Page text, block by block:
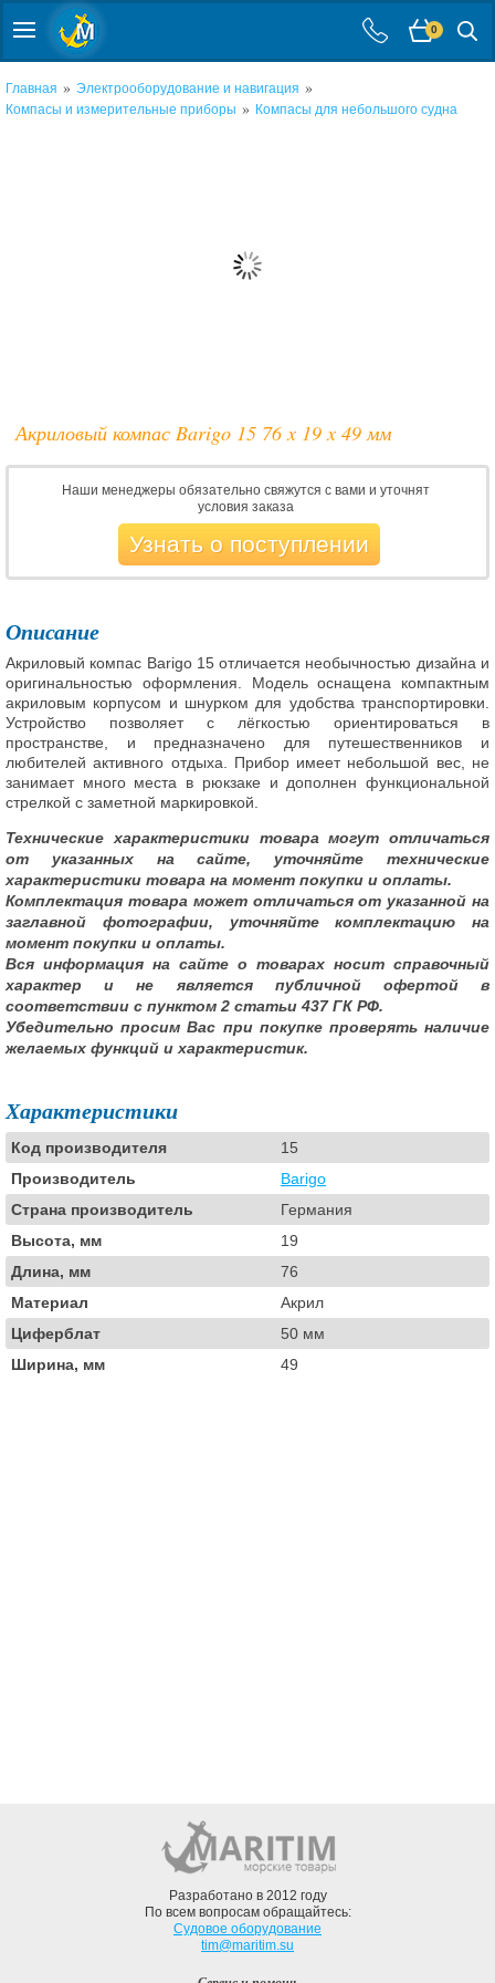
0
Главная » Электрооборудование и навигация »
Компасы и измерительные приборы » Компасы для небольшого судна
Акриловый компас Barigo 15 76 x 19 x 49 мм
Наши менеджеры обязательно свяжутся с вами и уточнят
условия заказа
Узнать о поступлении
Описание
Акриловый компас Barigo 15 отличается необычностью дизайна и
оригинальностью оформления. Модель оснащена компактным
акриловым корпусом и шнурком для удобства транспортировки.
Устройство позволяет с лёгкостью ориентироваться в
пространстве, и предназначено для путешественников и
любителей активного отдыха. Прибор имеет небольшой вес, не
занимает много места в рюкзаке и дополнен функциональной
стрелкой с заметной маркировкой.
Технические характеристики товара могут отличаться
от указанных на сайте, уточняйте технические
характеристики товара на момент покупки и оплаты.
Комплектация товара может отличаться от указанной на
заглавной фотографии, уточняйте комплектацию на
момент покупки и оплаты.
Вся информация на сайте о товарах носит справочный
характер и не является публичной офертой в
соответствии с пунктом 2 статьи 437 ГК РФ.
Убедительно просим Вас при покупке проверять наличие
желаемых функций и характеристик.
Характеристики
Код производителя
15
Производитель
Barigo
Страна производитель
Германия
Высота, мм
19
Длина, мм
76
Материал
Акрил
Циферблат
50 мм
Ширина, мм
49
Разработано в 2012 году
По всем вопросам обращайтесь:
Судовое оборудование
tim@maritim.su